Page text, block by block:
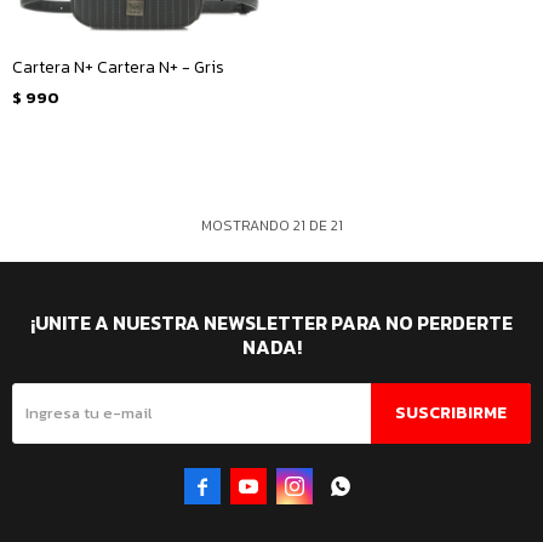
Cartera N+ Cartera N+ - Gris
$ 990
MOSTRANDO 21 DE21
¡UNITE A NUESTRA NEWSLETTER PARA NO PERDERTE
NADA!
SUSCRIBIRME
   